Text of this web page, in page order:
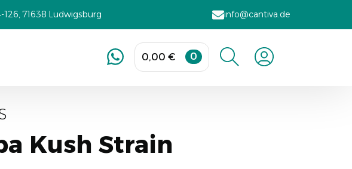
71638 Ludwigsburg info@cantiva.de
0,00 €
0
Kush Strain